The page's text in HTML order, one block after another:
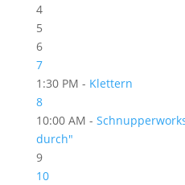
4
5
6
7
1:30 PM - Klettern
8
10:00 AM -
durch"
9
10